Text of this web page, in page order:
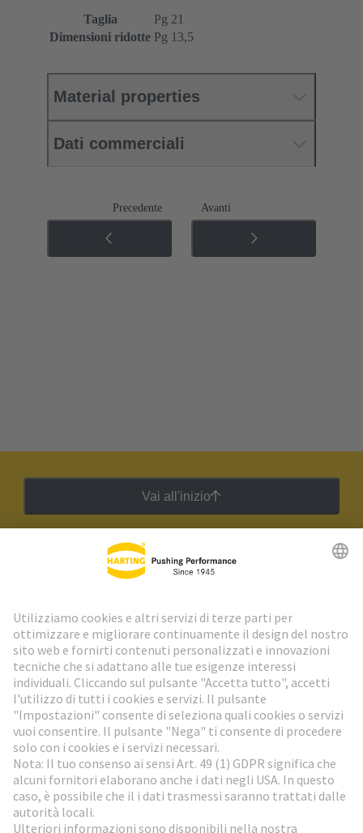
Taglia
Pg 21
Dimensioni ridotte Pg 13,5
Material properties
Dati commerciali
Precedente Avanti
Vai all'inizio
Newsletter HARTING
Vai al registrazione
Social Media